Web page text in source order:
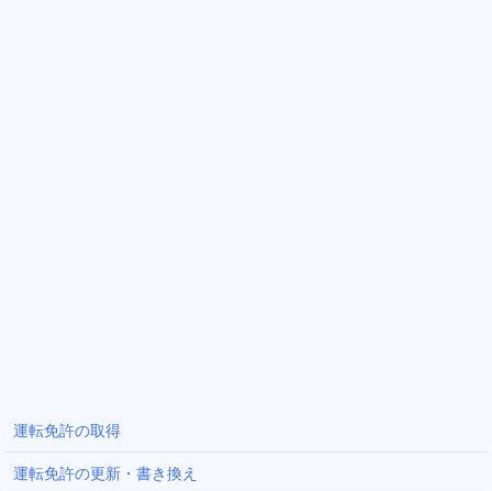
運転免許の取得
運転免許の更新・書き換え